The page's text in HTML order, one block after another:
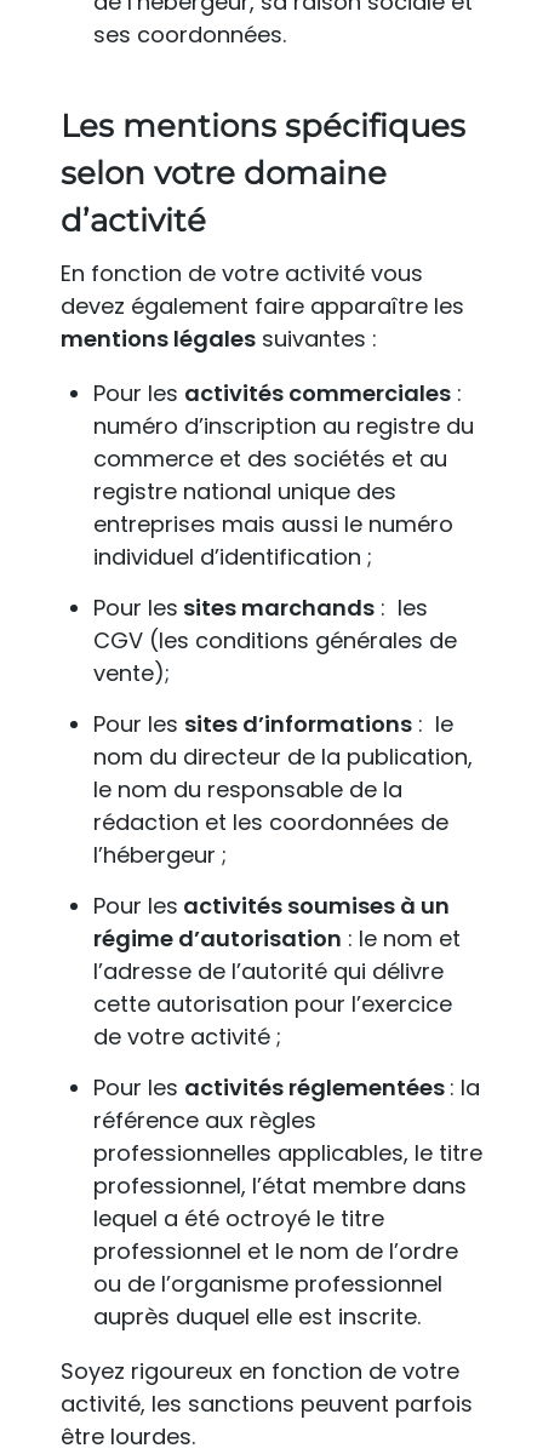
ses coordonnées.
Les mentions spécifiques
selon votre domaine
d’activité
En fonction de votre activité vous
devez également faire apparaître les
mentions légales suivantes :
Pour les activités commerciales :
numéro d’inscription au registre du
commerce et des sociétés et au
registre national unique des
entreprises mais aussi le numéro
individuel d’identification ;
Pour les sites marchands : les
CGV (les conditions générales de
vente);
Pour les sites d’informations : le
nom du directeur de la publication,
le nom du responsable de la
rédaction et les coordonnées de
l’hébergeur ;
Pour les activités soumises à un
régime d’autorisation : le nom et
l’adresse de l’autorité qui délivre
cette autorisation pour l’exercice
de votre activité ;
Pour les activités réglementées : la
référence aux règles
professionnelles applicables, le titre
professionnel, l’état membre dans
lequel a été octroyé le titre
professionnel et le nom de l’ordre
ou de l’organisme professionnel
auprès duquel elle est inscrite.
Soyez rigoureux en fonction de votre
activité, les sanctions peuvent parfois
être lourdes.